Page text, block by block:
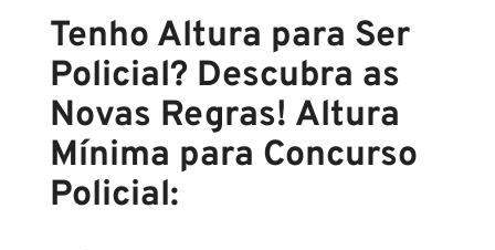
Tenho Altura para Ser
Policial? Descubra as
Novas Regras! Altura
Mínima para Concurso
Policial: